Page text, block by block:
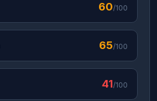
60/100
65/100
41/100